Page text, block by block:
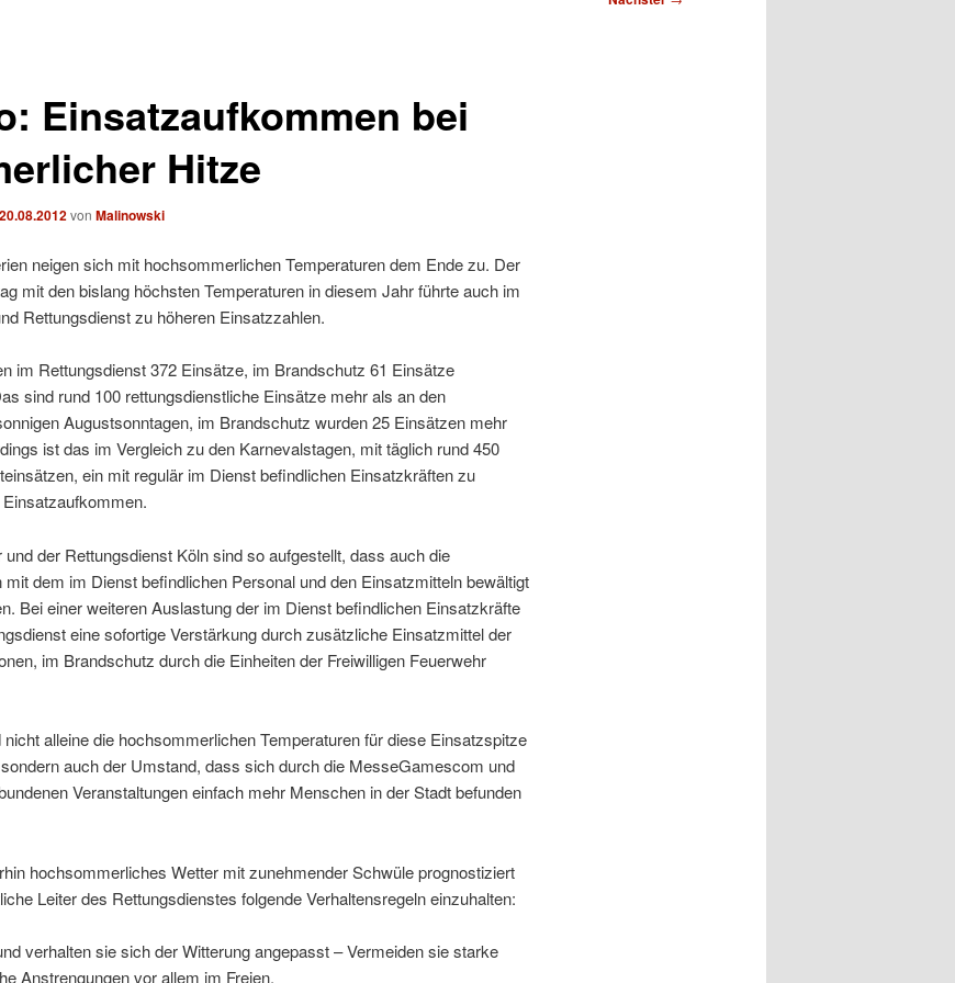
Einsatzaufkommen bei
Hitze
20.08.2012von Malinowski
neigen sich mit hochsommerlichen Temperaturen dem Ende zu. Der
mit den bislang höchsten Temperaturen in diesem Jahr führte auch im
Rettungsdienst zu höheren Einsatzzahlen.
im Rettungsdienst 372 Einsätze, im Brandschutz 61 Einsätze
sind rund 100 rettungsdienstliche Einsätze mehr als an den
Augustsonntagen, im Brandschutz wurden 25 Einsätzen mehr
ist das im Vergleich zu den Karnevalstagen, mit täglich rund 450
ein mit regulär im Dienst befindlichen Einsatzkräften zu
und der Rettungsdienst Köln sind so aufgestellt, dass auch die
dem im Dienst befindlichen Personal und den Einsatzmitteln bewältigt
Bei einer weiteren Auslastung der im Dienst befindlichen Einsatzkräfte
eine sofortige Verstärkung durch zusätzliche Einsatzmittel der
im Brandschutz durch die Einheiten der Freiwilligen Feuerwehr
alleine die hochsommerlichen Temperaturen für diese Einsatzspitze
auch der Umstand, dass sich durch die MesseGamescom und
Veranstaltungen einfach mehr Menschen in der Stadt befunden
hochsommerliches Wetter mit zunehmender Schwüle prognostiziert
Leiter des Rettungsdienstes folgende Verhaltensregeln einzuhalten:
verhalten sie sich der Witterung angepasst – Vermeiden sie starke
Anstrengungen vor allem im Freien.